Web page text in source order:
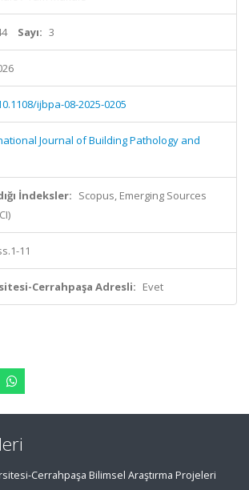
Sayı: 3
ijbpa-08-2025-0205
Journal of Building Pathology and
İndeksler: Scopus, Emerging Sources
11
Cerrahpaşa Adresli: Evet
Cerrahpaşa Bilimsel Araştırma Projeleri